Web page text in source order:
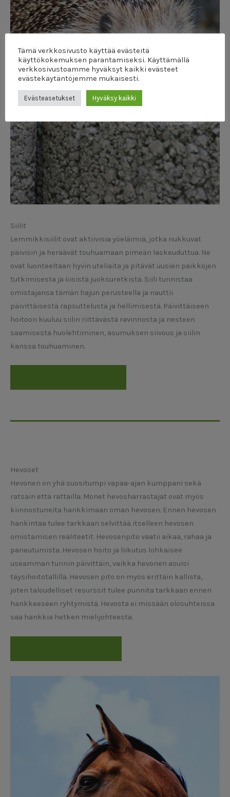
Siilit
Lemmikkisiilit ovat aktiivisia yöeläimiä, jotka nukkuvat
päivisin ja heräävät touhuamaan pimeän laskeuduttua. Ne
ovat luonteeltaan hyvin uteliaita ja pitävät uusien paikkojen
tutkimisesta ja öisistä juoksuretkistä. Siili tunnistaa
omistajansa tämän hajun perusteella ja nauttii
päivittäisestä rapsuttelusta ja hellimisestä. Päivittäiseen
hoitoon kuuluu siilin riittävästä ravinnosta ja nesteen
saamisesta huolehtiminen, asumuksen siivous ja siilin
kanssa touhuaminen.
Hevoset
Hevonen on yhä suositumpi vapaa-ajan kumppani sekä
ratsain että rattailla. Monet hevosharrastajat ovat myös
kiinnostuneita hankkimaan oman hevosen. Ennen hevosen
hankintaa tulee tarkkaan selvittää itselleen hevosen
omistamisen realiteetit. Hevosenpito vaatii aikaa, rahaa ja
paneutumista. Hevosen hoito ja liikutus lohkaisee
useamman tunnin päivittäin, vaikka hevonen asuisi
täysihoitotallilla. Hevosen pito on myös erittäin kallista,
joten taloudelliset resurssit tulee punnita tarkkaan ennen
hankkeeseen ryhtymistä. Hevosta ei missään olosuhteissa
saa hankkia hetken mielijohteesta.
Tämä verkkosivusto käyttää evästeitä
käyttökokemuksen parantamiseksi. Käyttämällä
verkkosivustoamme hyväksyt kaikki evästeet
evästekäytäntöjemme mukaisesti.
Evästeasetukset Hyväksy kaikki